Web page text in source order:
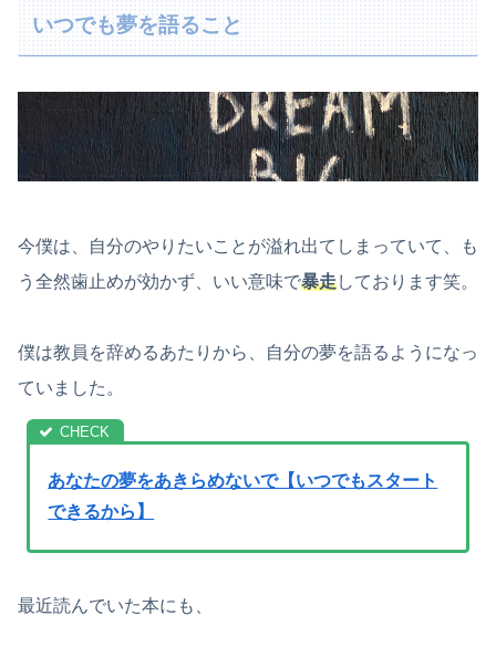
いつでも夢を語ること
今僕は、自分のやりたいことが溢れ出てしまっていて、も
う全然歯止めが効かず、いい意味で暴走しております笑。
僕は教員を辞めるあたりから、自分の夢を語るようになっ
ていました。
あなたの夢をあきらめないで【いつでもスタート
できるから】
最近読んでいた本にも、